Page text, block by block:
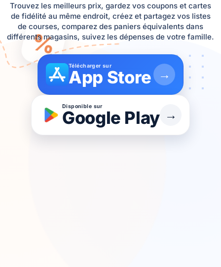
%
Trouvez les meilleurs prix, gardez vos coupons et cartes
de fidélité au même endroit, créez et partagez vos listes
de courses, comparez des paniers équivalents dans
différents magasins, suivez les dépenses de votre famille.
Télécharger sur
App Store →
Disponible sur
Google Play →